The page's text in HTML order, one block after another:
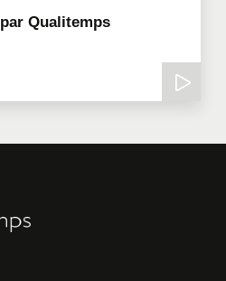
parQualitemps